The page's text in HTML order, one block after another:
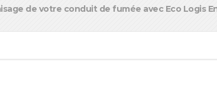
de votre conduit de fumée avec Eco Logis